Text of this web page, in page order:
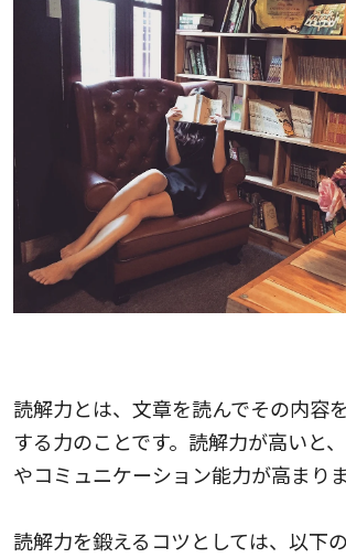
読解力とは、文章を読んでその内容
する力のことです。読解力が高いと
やコミュニケーション能力が高まりま
読解力を鍛えるコツとしては、以下